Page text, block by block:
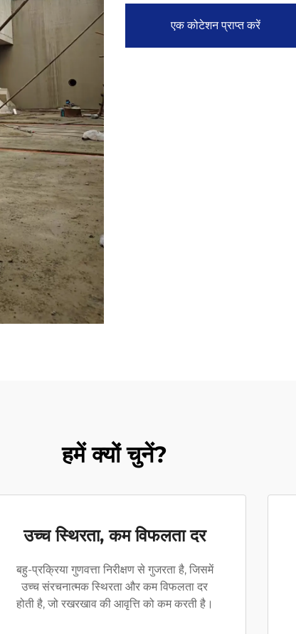
एक कोटेशन प्राप्त करें
हमें क्यों चुनें?
उच्च स्थिरता, कम विफलता दर
बहु-प्रक्रिया गुणवत्ता निरीक्षण से गुजरता है, जिसमें
उच्च संरचनात्मक स्थिरता और कम विफलता दर
होती है, जो रखरखाव की आवृत्ति को कम करती है।